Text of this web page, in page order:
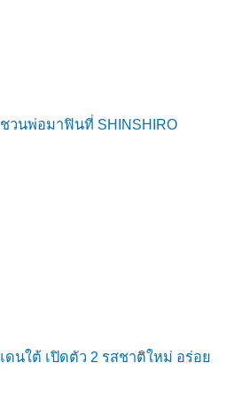
วนพ่อมาฟินที่ SHINSHIRO
ดนใต้ เปิดตัว 2 รสชาติใหม่ อร่อย